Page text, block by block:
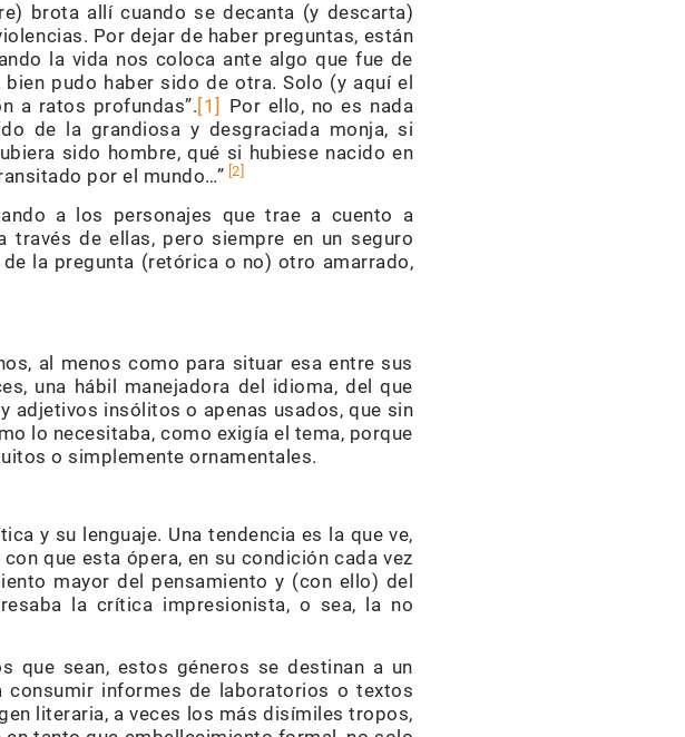
brota allí cuando se decanta (y descarta)
Por dejar de haber preguntas, están
la vida nos coloca ante algo que fue de
pudo haber sido de otra. Solo (y aquí el
a ratos profundas”. [1] Por ello, no es nada
de la grandiosa y desgraciada monja, si
sido hombre, qué si hubiese nacido en
por el mundo…” [2]
a los personajes que trae a cuento a
través de ellas, pero siempre en un seguro
la pregunta (retórica o no) otro amarrado,
al menos como para situar esa entre sus
una hábil manejadora del idioma, del que
adjetivos insólitos o apenas usados, que sin
lo necesitaba, como exigía el tema, porque
o simplemente ornamentales.
y su lenguaje. Una tendencia es la que ve,
que esta ópera, en su condición cada vez
mayor del pensamiento y (con ello) del
la crítica impresionista, o sea, la no
que sean, estos géneros se destinan a un
informes de laboratorios o textos
literaria, a veces los más disímiles tropos,